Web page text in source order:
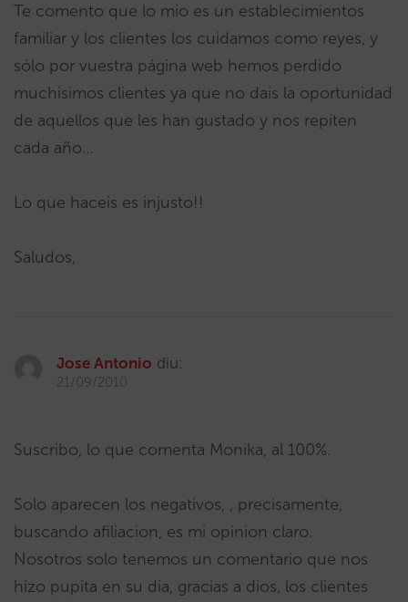
Te comento que lo mio es un establecimientos
familiar y los clientes los cuidamos como reyes, y
sólo por vuestra página web hemos perdido
muchisimos clientes ya que no dais la oportunidad
de aquellos que les han gustado y nos repiten
cada año…
Lo que haceis es injusto!!
Saludos,
Jose Antonio diu:
21/09/2010
Suscribo, lo que comenta Monika, al 100%.
Solo aparecen los negativos, , precisamente,
buscando afiliacion, es mi opinion claro.
Nosotros solo tenemos un comentario que nos
hizo pupita en su dia, gracias a dios, los clientes